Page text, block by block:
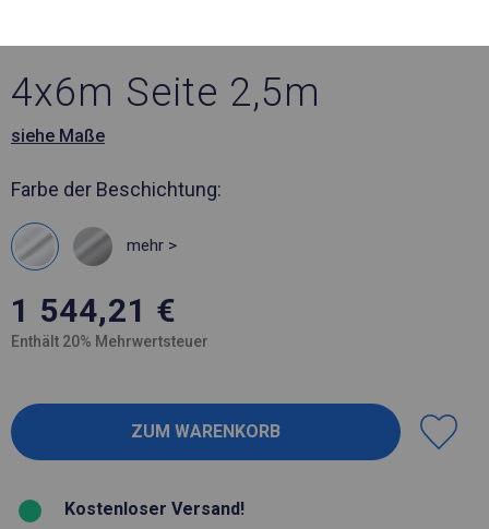
4x6m Seite 2,5m
siehe Maße
Farbe der Beschichtung:
mehr >
1 544,21 €
Enthält 20% Mehrwertsteuer
Kostenloser Versand!